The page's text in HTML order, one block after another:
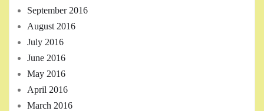
September 2016
August 2016
July 2016
June 2016
May 2016
April 2016
March 2016